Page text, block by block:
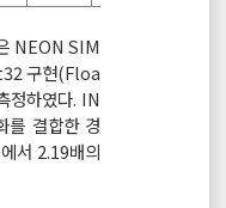
NEON SIM
구현(Floa
하였다. IN
결합한 경
서 2.19배의